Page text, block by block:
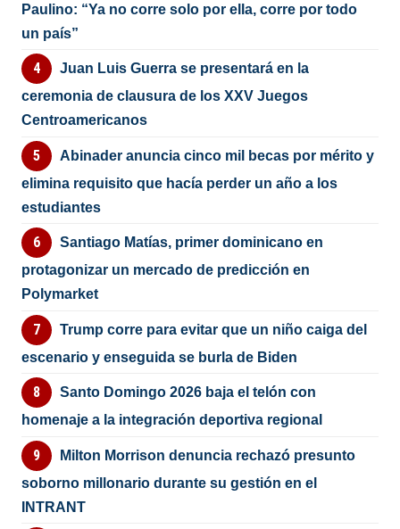
Paulino: “Ya no corre solo por ella, corre por todo
un país”
Juan Luis Guerra se presentará en la
ceremonia de clausura de los XXV Juegos
Centroamericanos
Abinader anuncia cinco mil becas por mérito y
elimina requisito que hacía perder un año a los
estudiantes
Santiago Matías, primer dominicano en
protagonizar un mercado de predicción en
Polymarket
Trump corre para evitar que un niño caiga del
escenario y enseguida se burla de Biden
Santo Domingo 2026 baja el telón con
homenaje a la integración deportiva regional
Milton Morrison denuncia rechazó presunto
soborno millonario durante su gestión en el
INTRANT